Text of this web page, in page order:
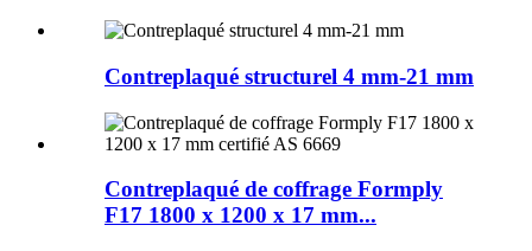
Contreplaqué structurel 4 mm-21 mm
Contreplaqué de coffrage Formply
F17 1800 x 1200 x 17 mm...